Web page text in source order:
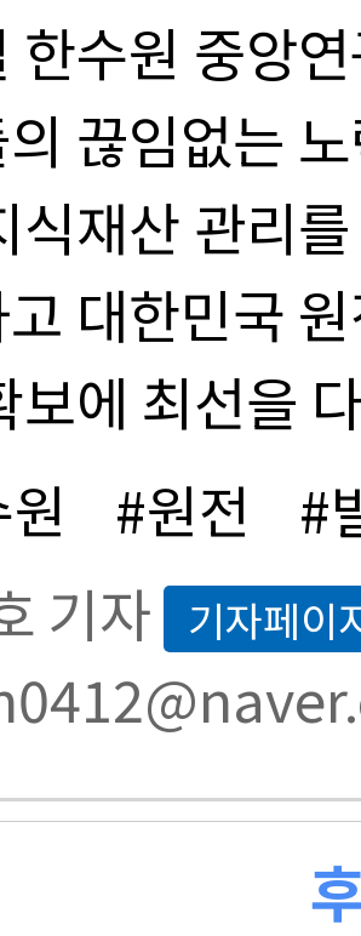
한수원 중앙
끊임없는
식재산 관리
대한민국
보에 최선을
#원전
#
기자
기자페이